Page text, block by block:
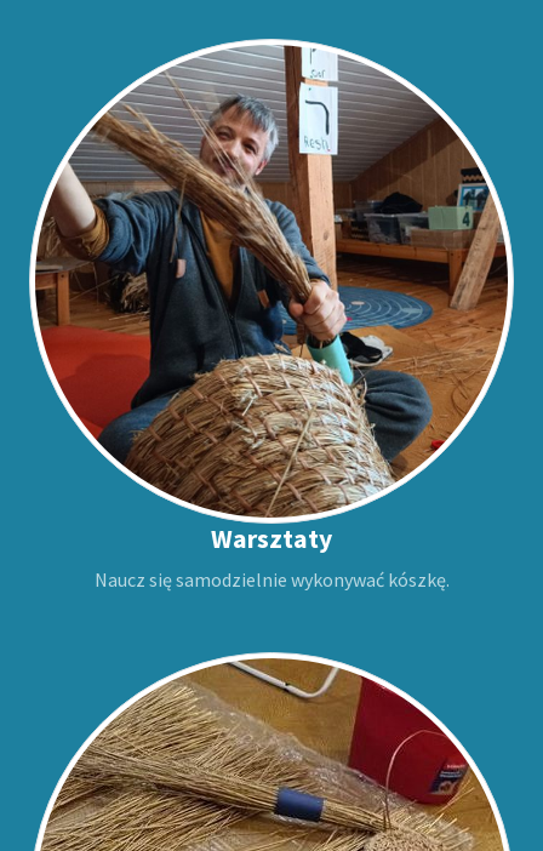
Warsztaty
Naucz się samodzielnie wykonywać kószkę.